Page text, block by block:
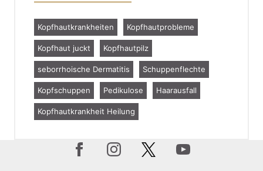
Kopfhautkrankheiten Kopfhautprobleme
Kopfhaut juckt Kopfhautpilz
seborrhoische Dermatitis Schuppenflechte
Kopfschuppen Pedikulose Haarausfall
Kopfhautkrankheit Heilung